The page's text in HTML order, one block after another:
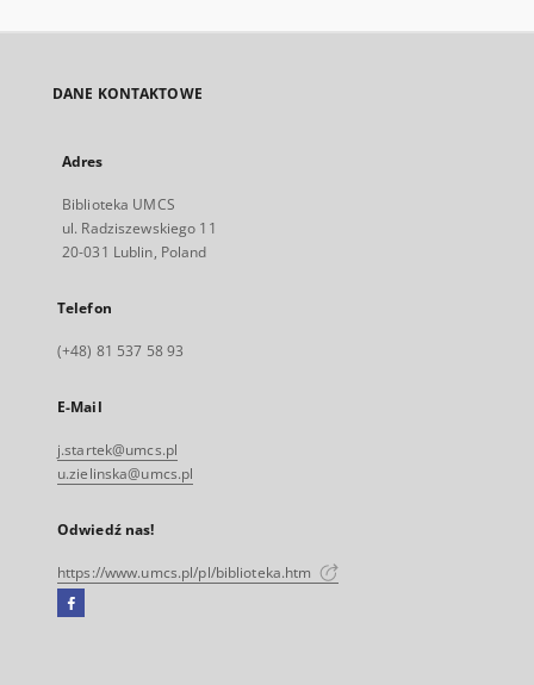
DANE KONTAKTOWE
Adres
Biblioteka UMCS
ul. Radziszewskiego 11
20-031 Lublin, Poland
Telefon
(+48) 81 537 58 93
E-Mail
j.startek@umcs.pl
u.zielinska@umcs.pl
Odwiedź nas!
https://www.umcs.pl/pl/biblioteka.htm
Facebook